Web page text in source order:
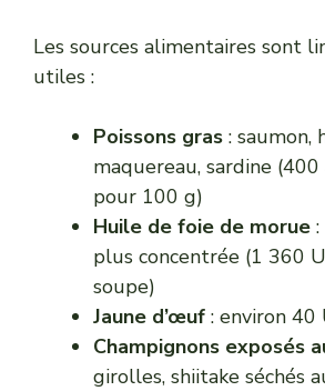
Les sources alimentaires sont
utiles :
Poissons gras : saumon,
maquereau, sardine
pour 100 g)
Huile de foie de morue
plus concentrée (1 360
soupe)
Jaune d’œuf : environ 40
Champignons exposés
girolles, shiitake séchés